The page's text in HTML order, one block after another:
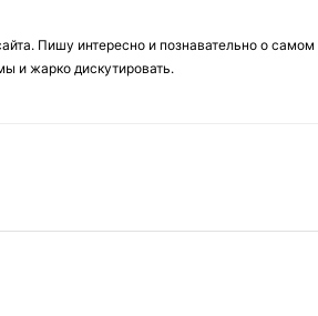
Пишу интересно и познавательно о
и жарко дискутировать.